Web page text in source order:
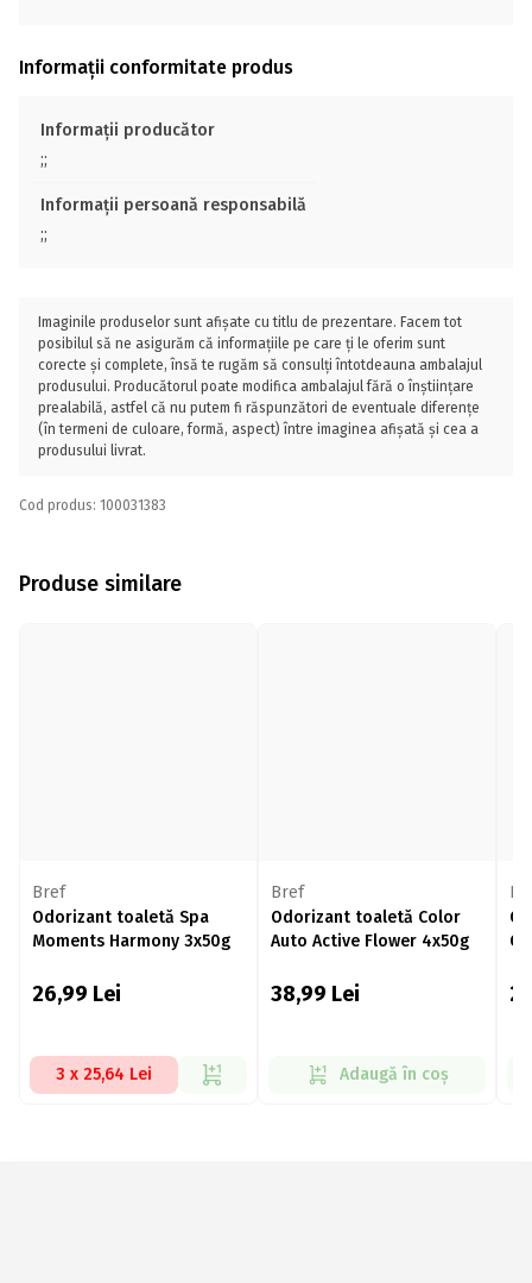
Informații conformitate produs
Informații producător
;;
Informații persoană responsabilă
;;
Imaginile produselor sunt afișate cu titlu de prezentare. Facem tot
posibilul să ne asigurăm că informațiile pe care ți le oferim sunt
corecte și complete, însă te rugăm să consulți întotdeauna ambalajul
produsului. Producătorul poate modifica ambalajul fără o înștiințare
prealabilă, astfel că nu putem fi răspunzători de eventuale diferențe
(în termeni de culoare, formă, aspect) între imaginea afișată și cea a
produsului livrat.
Cod produs: 100031383
Produse similare
Bref
Odorizant toaletă Spa
Moments Harmony 3x50g
26,99 Lei
3 x 25,64 Lei
Bref
Odorizant toaletă Color
Auto Active Flower 4x50g
38,99 Lei
Adaugă în coș